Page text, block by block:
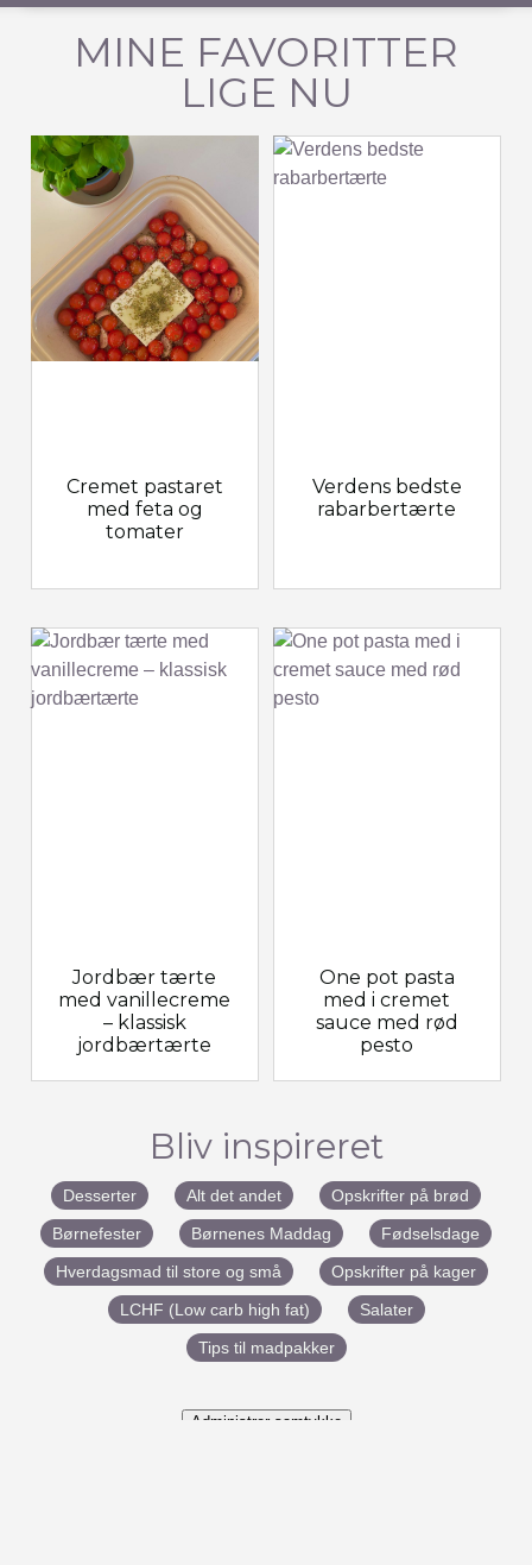
MINE FAVORITTER
LIGE NU
Cremet pastaret
med feta og
tomater
Jordbær tærte
med vanillecreme
– klassisk
jordbærtærte
Verdens bedste
rabarbertærte
One pot pasta
med i cremet
sauce med rød
pesto
Bliv inspireret
Desserter Alt det andet
Opskrifter på brød
Børnefester
Børnenes Maddag
Fødselsdage
Hverdagsmad til store og små
Opskrifter på kager
LCHF (Low carb high fat)
Salater
Tips til madpakker
Administrer samtykke